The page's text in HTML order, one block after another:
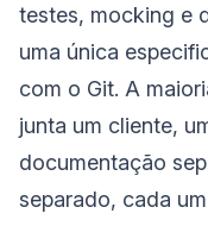
testes, mocking e
uma única
com o Git. A
junta um cliente,
documentação
separado, cada